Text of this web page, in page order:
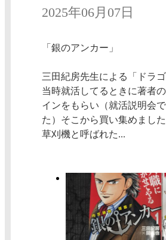
2025年06月07日
「銀のアンカー」
三田紀房先生による「ドラ
当時就活してるときに著者
インをもらい（就活説明会
た）そこから買い集めました
草刈機と呼ばれた...